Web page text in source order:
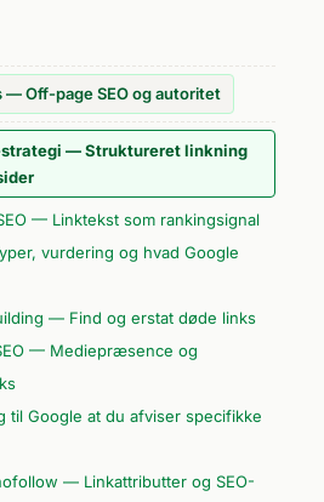
— Off-page SEO og autoritet
— Struktureret linkning
— Linktekst som rankingsignal
vurdering og hvad Google
— Find og erstat døde links
— Mediepræsence og
til Google at du afviser specifikke
— Linkattributter og SEO-